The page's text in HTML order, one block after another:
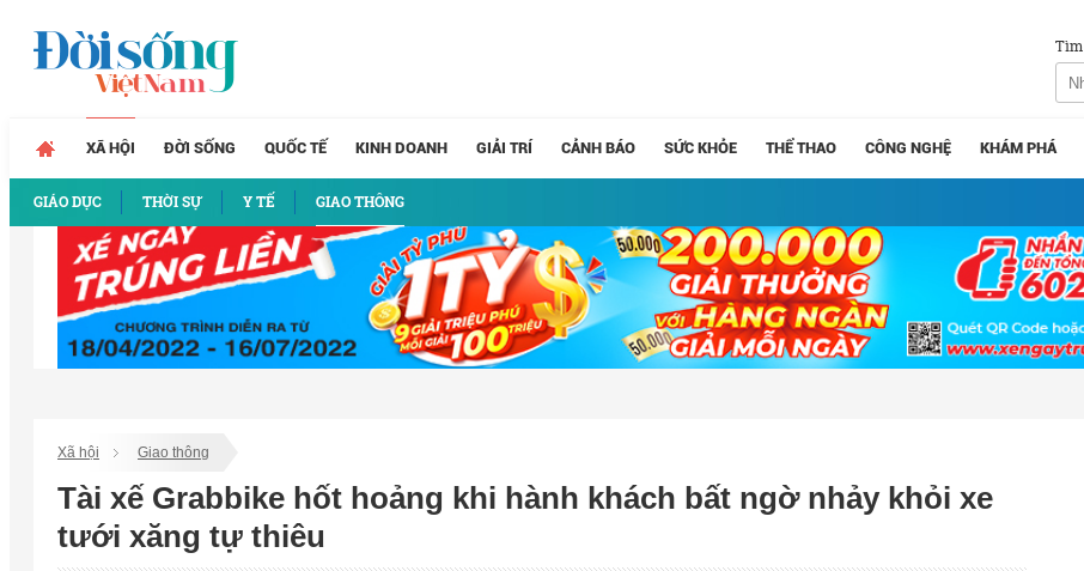
XÃ HỘI
GIÁO DỤC THỜI SỰ Y TẾ GIAO THÔNG
ĐỜI SỐNG QUỐC TẾ KINH DOANH GIẢI TRÍ CẢNH BÁO SỨC KHỎE THỂ THAO CÔNG NGHỆ KHÁM PHÁ
Xã hội Giao thông
Tài xế Grabbike hốt hoảng khi hành khách bất ngờ nhảy khỏi xe
tưới xăng tự thiêu